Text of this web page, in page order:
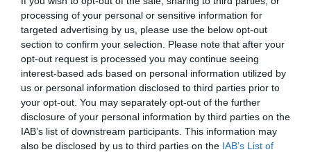
processing of your personal or sensitive information for
targeted advertising by us, please use the below opt-out
section to confirm your selection. Please note that after your
opt-out request is processed you may continue seeing
interest-based ads based on personal information utilized by
us or personal information disclosed to third parties prior to
your opt-out. You may separately opt-out of the further
disclosure of your personal information by third parties on the
IAB’s list of downstream participants. This information may
also be disclosed by us to third parties on the IAB’s List of
επαναλάβει το φαντασιόπληκτο ρεπορτάζ
της
Χανιά: Νεαρός Παλαιστίνιος κλείδωσε
ανήλικη στο σπίτι του – Την έσωσαν οι
φωνές της
Ακολούθησε το debater.gr στοGoogle News
και μάθετε πρώτοι όλες τις ειδήσεις